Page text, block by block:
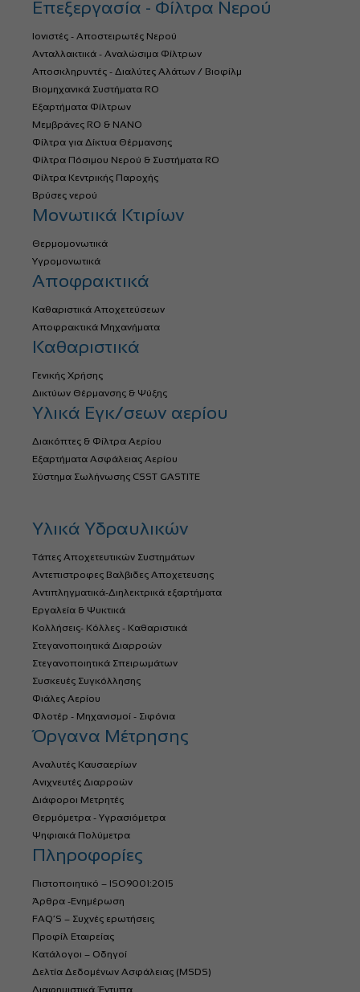
Επεξεργασία - Φίλτρα Νερού
Ιονιστές - Αποστειρωτές Νερού
Ανταλλακτικά - Αναλώσιμα Φίλτρων
Αποσκληρυντές - Διαλύτες Αλάτων / Βιοφίλμ
Βιομηχανικά Συστήματα RO
Εξαρτήματα Φίλτρων
Μεμβράνες RO & NANO
Φίλτρα για Δίκτυα Θέρμανσης
Φίλτρα Πόσιμου Νερού & Συστήματα RO
Φίλτρα Κεντρικής Παροχής
Βρύσες νερού
Μονωτικά Κτιρίων
Θερμομονωτικά
Υγρομονωτικά
Αποφρακτικά
Καθαριστικά Αποχετεύσεων
Αποφρακτικά Μηχανήματα
Καθαριστικά
Γενικής Χρήσης
Δικτύων Θέρμανσης & Ψύξης
Υλικά Εγκ/σεων αερίου
Διακόπτες & Φίλτρα Αερίου
Εξαρτήματα Ασφάλειας Αερίου
Σύστημα Σωλήνωσης CSST GASTITE
Υλικά Υδραυλικών
Τάπες Αποχετευτικών Συστημάτων
Αντεπιστροφες Βαλβιδες Αποχετευσης
Αντιπληγματικά-Διηλεκτρικά εξαρτήματα
Εργαλεία & Ψυκτικά
Κολλήσεις- Κόλλες - Καθαριστικά
Στεγανοποιητικά Διαρροών
Στεγανοποιητικά Σπειρωμάτων
Συσκευές Συγκόλλησης
Φιάλες Αερίου
Φλοτέρ - Μηχανισμοί - Σιφόνια
Όργανα Μέτρησης
Αναλυτές Καυσαερίων
Ανιχνευτές Διαρροών
Διάφοροι Μετρητές
Θερμόμετρα - Υγρασιόμετρα
Ψηφιακά Πολύμετρα
Πληροφορίες
Πιστοποιητικό – ISO9001:2015
Άρθρα -Ενημέρωση
FAQ’S – Συχνές ερωτήσεις
Προφίλ Εταιρείας
Κατάλογοι – Οδηγοί
Δελτία Δεδομένων Ασφάλειας (MSDS)